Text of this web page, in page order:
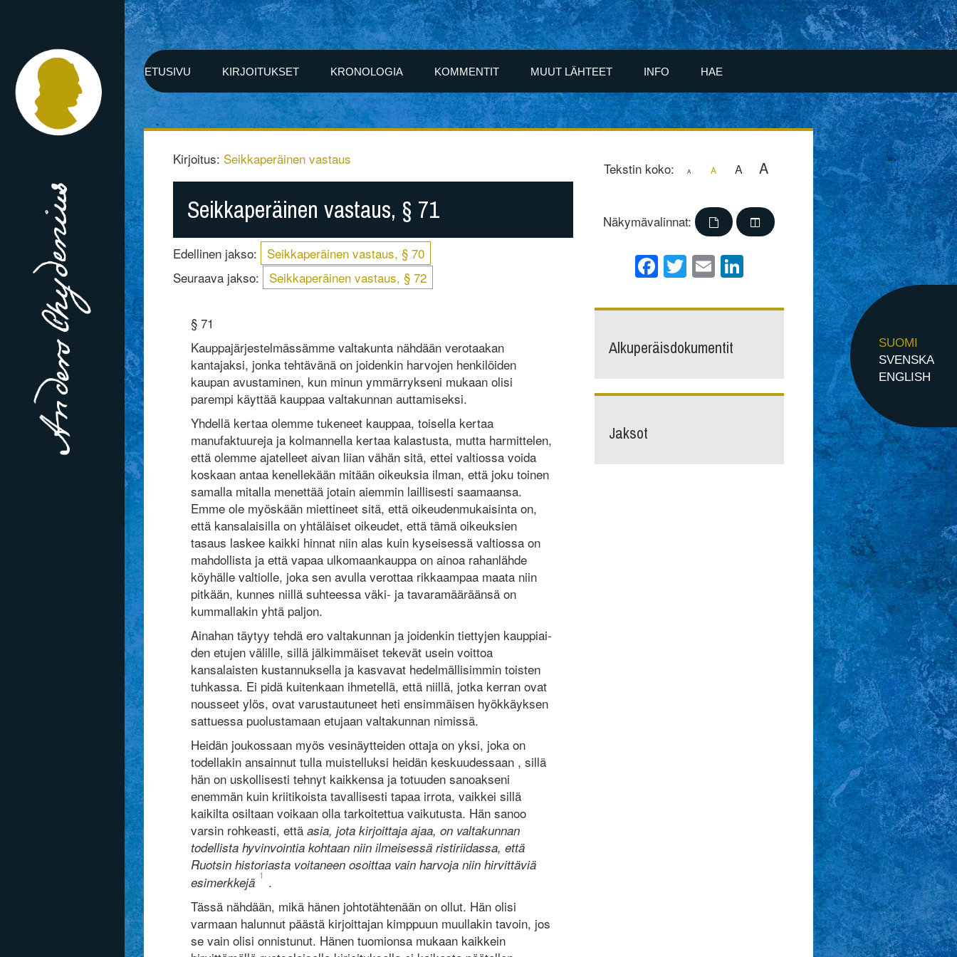
ETUSIVU KIRJOITUKSET KRONOLOGIA KOMMENTIT MUUT LÄHTEET INFO HAE
SUOMI
SVENSKA
ENGLISH
Kirjoitus: Seikkaperäinen vastaus
Seikkaperäinen vastaus, § 71
Edellinen jakso:
Seikkaperäinen vastaus, § 70
Seuraava jakso:
Seikkaperäinen vastaus, § 72
Tekstin koko: A A A A
Näkymävalinnat:
Facebook
Twitter
EmailLinkedIn
§ 71
Kauppajärjestelmässämme valtakunta nähdään verotaakan
kantajaksi, jonka tehtävänä on joidenkin harvojen henkilöiden
kaupan avustaminen, kun minun ymmärrykseni mukaan olisi
parempi käyttää kauppaa valtakunnan auttamiseksi.
Yhdellä kertaa olemme tukeneet kauppaa, toisella kertaa
manufaktuureja ja kolmannella kertaa kalastusta, mutta harmittelen,
että olemme ajatelleet aivan liian vähän sitä, ettei valtiossa voida
koskaan antaa kenellekään mitään oikeuksia ilman, että joku toinen
samalla mitalla menettää jotain aiemmin laillisesti saamaansa.
Emme ole myöskään miettineet sitä, että oikeu­den­mukaisinta on,
että kansalaisilla on yhtäläiset oikeudet, että tämä oikeuksien
tasaus laskee kaikki hinnat niin alas kuin kyseisessä valtiossa on
mahdollista ja että vapaa ulkomaankauppa on ainoa rahanlähde
köyhälle valtiolle, joka sen avulla verottaa rikkaampaa maata niin
pitkään, kunnes niillä suhteessa väki- ja tavaramääräänsä on
kummallakin yhtä ­paljon.
Ainahan täytyy tehdä ero valtakunnan ja joidenkin tiettyjen kaup­piai­
den etujen välille, sillä jälkimmäiset tekevät usein voittoa
kansalaisten kustannuksella ja kasvavat hedelmällisimmin toisten
tuhkassa. Ei pidä kuitenkaan ihmetellä, että niillä, jotka kerran ovat
nousseet ylös, ovat varustautuneet heti ensimmäisen hyökkäyksen
sattuessa puolustamaan etujaan valtakunnan nimissä.
Heidän joukossaan myös vesinäytteiden ottaja on yksi, joka on
todellakin ansainnut tulla muistelluksi heidän keskuudessaan , sillä
hän on uskollisesti tehnyt kaikkensa ja totuuden sanoakseni
enemmän kuin kriitikoista tavallisesti tapaa irrota, vaikkei sillä
kaikilta osiltaan voikaan olla tarkoitettua vaikutusta. Hän sanoo
varsin rohkeasti, että asia, jota kirjoittaja ajaa, on valtakunnan
todellista hyvinvointia kohtaan niin ilmeisessä ristiriidassa, että
Ruotsin historiasta voitaneen osoittaa vain harvoja niin hirvittäviä
esimerk­kejä 1 .
Tässä nähdään, mikä hänen johtotähtenään on ollut. Hän olisi
varmaan halunnut päästä kirjoittajan kimppuun muullakin tavoin, jos
se vain olisi onnistunut. Hänen tuomionsa mukaan kaikkein
Alkuperäisdokumentit
Jaksot